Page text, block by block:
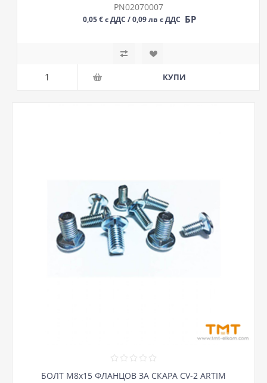
PN02070007
0,05 € с ДДС / 0,09 лв с ДДС БР
БОЛТ M8х15 ФЛАНЦОВ ЗА СКАРА CV-2 ARTIM